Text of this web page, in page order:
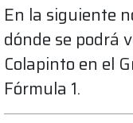
En la siguiente
dónde se podrá
Colapinto en el
Fórmula 1.